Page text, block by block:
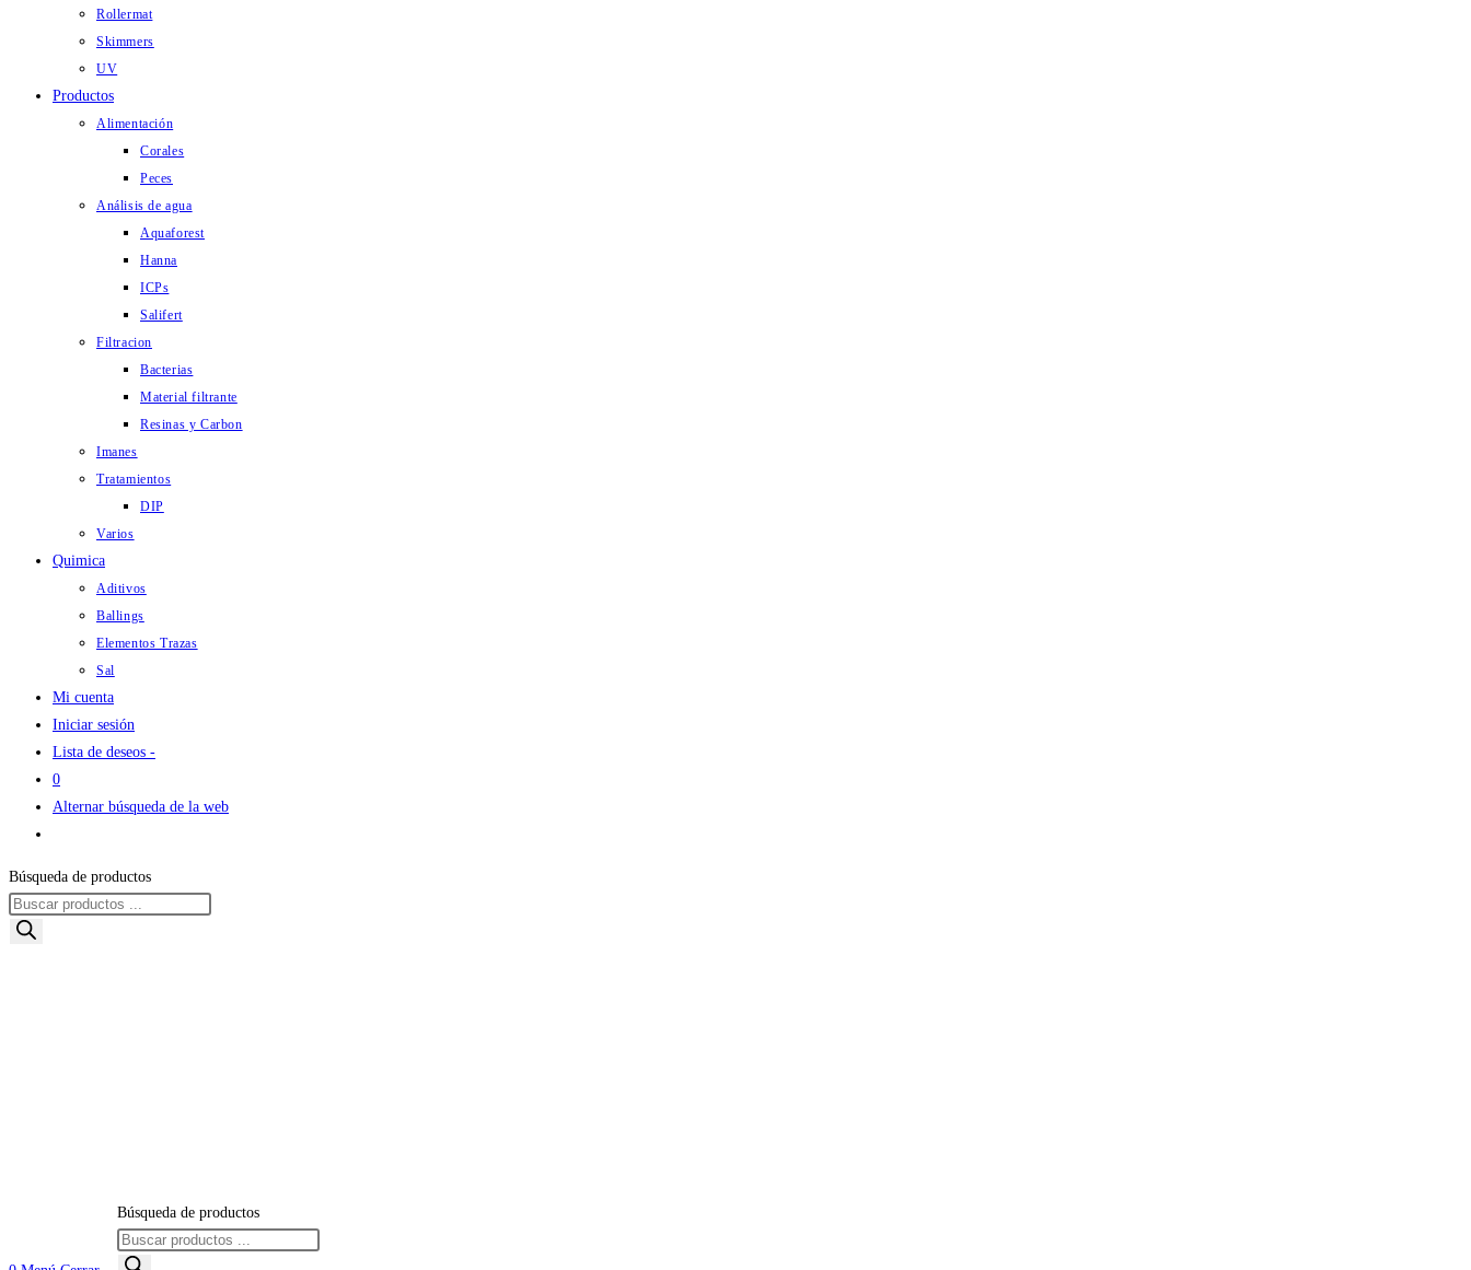
Rollermat
Skimmers
UV
Productos
Alimentación
Corales
Peces
Análisis de agua
Aquaforest
Hanna
ICPs
Salifert
Filtracion
Bacterias
Material filtrante
Resinas y Carbon
Imanes
Tratamientos
DIP
Varios
Quimica
Aditivos
Ballings
Elementos Trazas
Sal
Mi cuenta
Iniciar sesión
Lista de deseos -
0
Alternar búsqueda de la web
Búsqueda de productos
Búsqueda de productos